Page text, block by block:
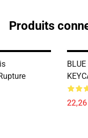
Produits